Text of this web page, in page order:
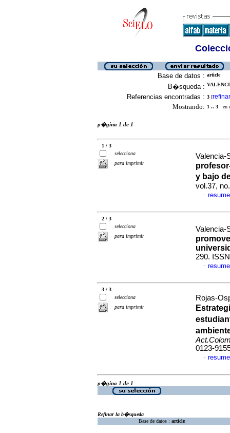
Base de datos : article
B�squeda :
Referencias encontradas : 3 [refinar
Mostrando: 1 .. 3 en
p�gina 1 de 1
1 / 3
selecciona
para imprimir
Valencia-
y bajo
vol.37,
·
2 / 3
selecciona
para imprimir
Valencia-
290.
·
3 / 3
selecciona
para imprimir
Rojas-
0123-
·
p�gina 1 de 1
Refinar la b�squeda
Base de datos : article